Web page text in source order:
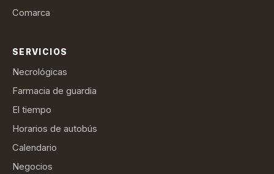
Comarca
SERVICIOS
Necrológicas
Farmacia de guardia
El tiempo
Horarios de autobús
Calendario
Negocios